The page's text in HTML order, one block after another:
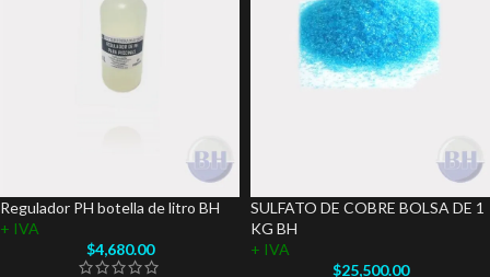
Regulador PH botella de litro BH
+ IVA
$4,680.00
SULFATO DE COBRE BOLSA DE 1
KG BH
+ IVA
$25,500.00